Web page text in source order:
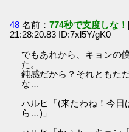
48 名前：774秒で支度しな！
21:28:20.83 ID:7xl5Y/gK0
でもあれから、キョンの
た。
鈍感だから？それともた
な…
ハルヒ「(来たわね！今日
ら…)」